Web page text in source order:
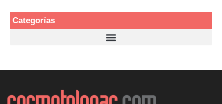
Categorías